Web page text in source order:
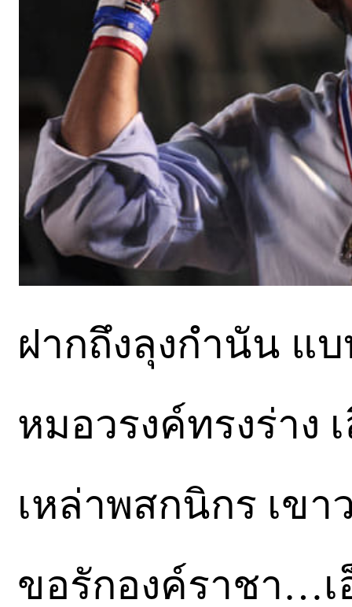
ฝากถึงลุงกำนัน แ
หมอวรงค์ทรงร่าง
เหล่าพสกนิกร เขา
ขอรักองค์ราชา…เ